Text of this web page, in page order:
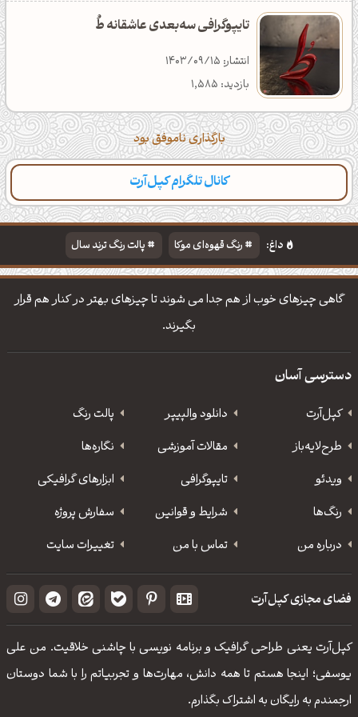
تایپوگرافی سه‌بعدی عاشقانه طُ
انتشار: 1403/09/15
بازدید: 1,585
بارگذاری ناموفق بود
کانال تلگرام کپل‌آرت
داغ: رنگ قهوه‌ای موکا
پالت رنگ ترند سال
دانلود والپیپر مذهبی
تایپوگرافی شعر مولانا
گاهی چیزهای خوب از هم جدا می شوند تا چیزهای بهتر در کنار هم قرار
بگیرند.
دسترسی آسان
کپل‌آرت دانلود‌ والپیپر
پالت رنگ
طرح‌لایه‌باز
مقالات آموزشی
نگاره‌ها
ویدئو
‌تایپوگرافی
ابزارهای گرافیکی
رنگ‌ها
شرایط و قوانین
سفارش پروژه
درباره من
تماس با من تغییرات سایت
فضای مجازی کپل‌آرت
کپل‌آرت یعنی طراحی گرافیک و برنامه نویسی با چاشنی خلاقیت. من علی
یوسفی؛ اینجا هستم تا همه دانش، مهارت‌‌ها و تجربیاتم را با شما دوستان
ارجمندم به رایگان به اشتراک بگذارم.